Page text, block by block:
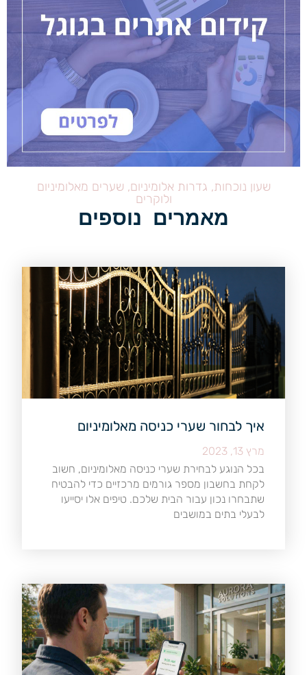
שעון נוכחות, גדרות אלומיניום, שערים מאלומיניום
ולוקרים
מאמרים נוספים
איך לבחור שערי כניסה מאלומיניום
מרץ 13, 2023
בכל הנוגע לבחירת שערי כניסה מאלומיניום, חשוב
לקחת בחשבון מספר גורמים מרכזיים כדי להבטיח
שתבחרו נכון עבור הבית שלכם. טיפים אלו יסייעו
לבעלי בתים במושבים